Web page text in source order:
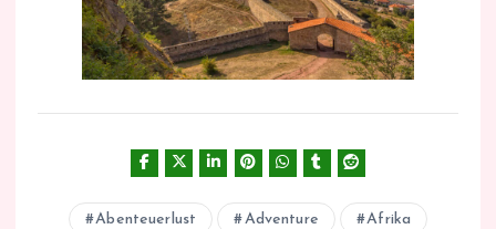
Abenteuerlust Adventure Afrika